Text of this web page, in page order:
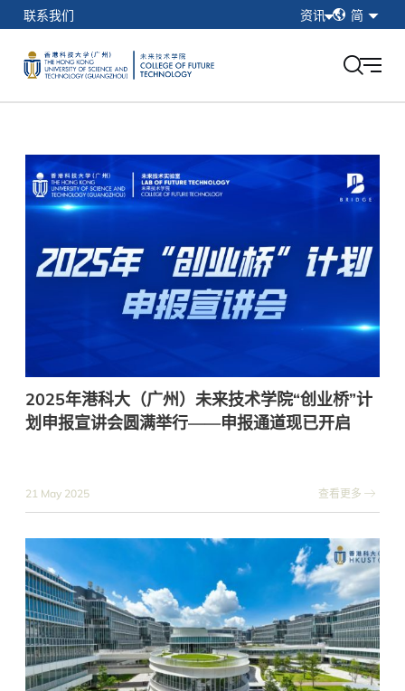
联系我们
资讯
香港科技大学（广州）
我的门户
简
简
繁
2025年港科大（广州）未来技术学院“创业桥”计
划申报宣讲会圆满举行——申报通道现已开启
21 May 2025 查看更多